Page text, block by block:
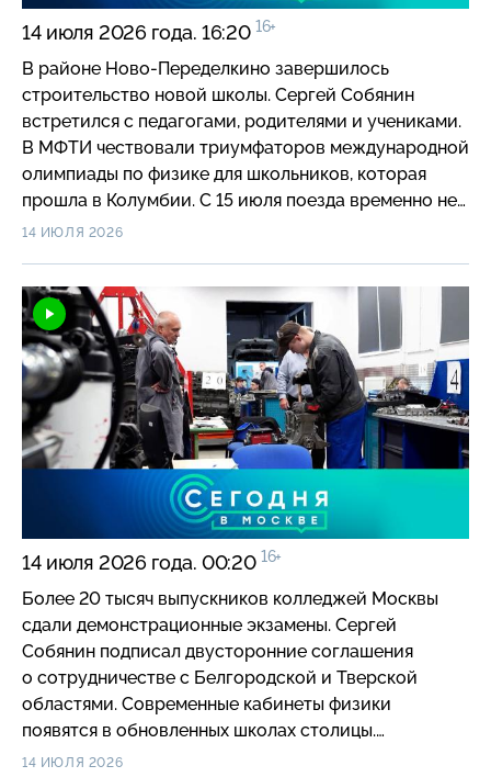
14 июля 2026 года. 16:20 16+
В районе Ново-Переделкино завершилось
строительство новой школы. Сергей Собянин
встретился с педагогами, родителями и учениками.
В МФТИ чествовали триумфаторов международной
олимпиады по физике для школьников, которая
прошла в Колумбии. С 15 июля поезда временно не
будут останавливаться на станции Петровско-
портала mos.ru за 15 лет воспользовались более
6,3 млрд раз. В столице стартовала третья
Международная издательская неделя. В кинопарке
«Москино» стартовал второй заезд летнего лагеря
«Молодежь Москвы».
14 ИЮЛЯ 2026
14 июля 2026 года. 00:20 16+
Более 20 тысяч выпускников колледжей Москвы
сдали демонстрационные экзамены. Сергей
Собянин подписал двусторонние соглашения
о сотрудничестве с Белгородской и Тверской
областями. Современные кабинеты физики
появятся в обновленных школах столицы.
Московские школьники обустроили туристическую
14 ИЮЛЯ 2026